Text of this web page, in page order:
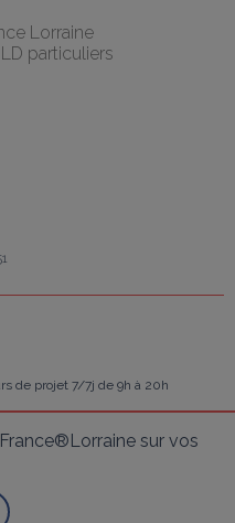
Lorraine
particuliers
de projet 7/7j de 9h à 20h
sur vos